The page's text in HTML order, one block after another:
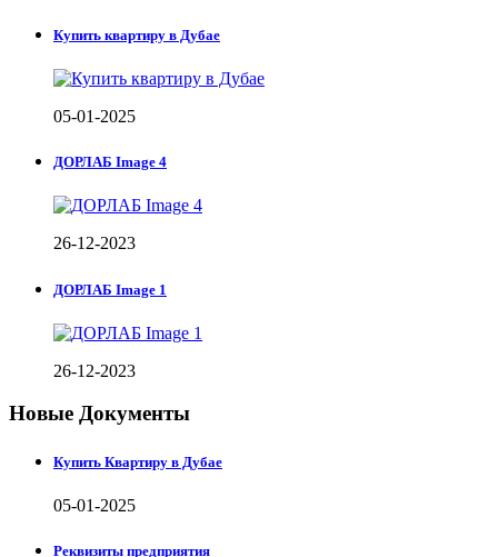
Купить квартиру в Дубае
05-01-2025
ДОРЛАБ Image 4
26-12-2023
ДОРЛАБ Image 1
26-12-2023
Новые Документы
Купить Квартиру в Дубае
05-01-2025
Реквизиты предприятия